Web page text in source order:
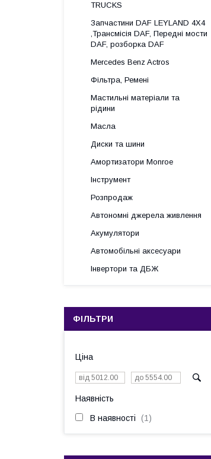
TRUCKS
Запчастини DAF LEYLAND 4X4
,Трансмісія DAF, Передні мости
DAF, розборка DAF
Mercedes Benz Actros
Фільтра, Ремені
Мастильні матеріали та
рідини
Масла
Диски та шини
Амортизатори Monroe
Інструмент
Розпродаж
Автономні джерела живлення
Акумулятори
Автомобільні аксесуари
Інвертори та ДБЖ
ФІЛЬТРИ
Ціна
Наявність
В наявності 1